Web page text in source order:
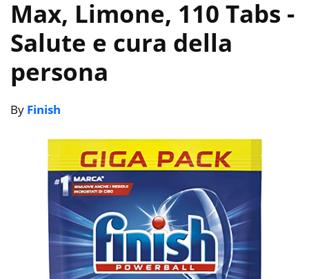
Max, Limone, 110 Tabs -
Salute e cura della
persona
By Finish